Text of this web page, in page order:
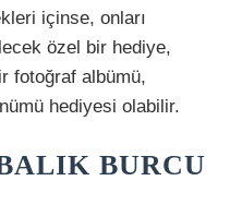
içinse, onları
özel bir hediye,
fotoğraf albümü,
hediyesi olabilir.
BURCU